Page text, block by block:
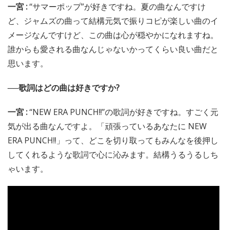
一宮 :“サマーポップ”が好きですね。夏の曲なんですけ
ど、ジャムズの曲って結構元気で振りコピが楽しい曲のイ
メージなんですけど、この曲は心が穏やかになれますね。
誰からも愛される曲なんじゃないかってくらい良い曲だと
思います。
──歌詞はどの曲は好きですか?
一宮 :“NEW ERA PUNCH!!”の歌詞が好きですね。すごく元
気が出る曲なんですよ。「頑張っているあなたに NEW
ERA PUNCH!!」って、どこを切り取ってもみんなを後押し
してくれるような歌詞で心に沁みます。結構うるうるしち
ゃいます。